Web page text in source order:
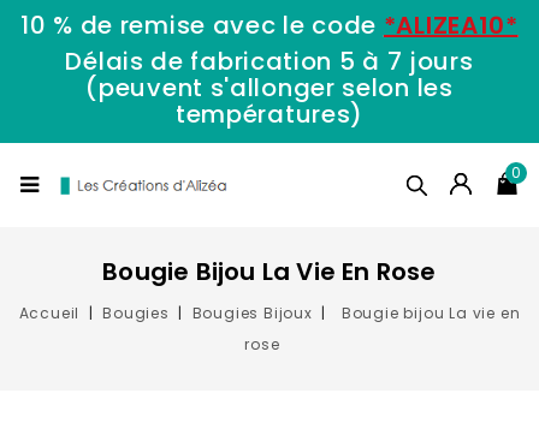
10 % de remise avec le code *ALIZEA10*
Délais de fabrication 5 à 7 jours
(peuvent s'allonger selon les
températures)
0
Bougie Bijou La Vie En Rose
Accueil Bougies Bougies Bijoux
Bougie bijou La vie en
rose